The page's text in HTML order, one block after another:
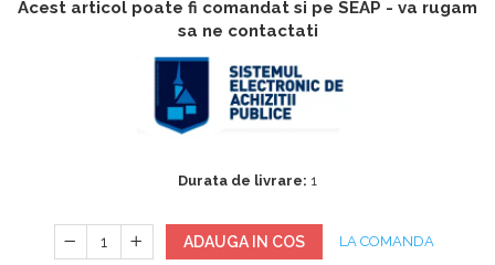
Masurare
Pulberi De Stingere
Sisteme De Avertizare
antifoc
Acest articol poate fi comandat si pe SEAP - va rugam
sa ne contactati
Durata de livrare: 1
ADAUGA IN COS LA COMANDA